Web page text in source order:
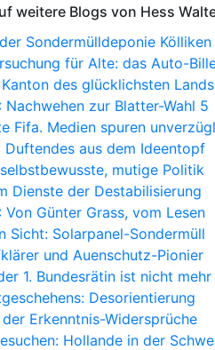
weitere Blogs von Hess
Sondermülldeponie Kölliken
für Alte: das Auto-
des glücklichsten Lands
zur Blatter-Wahl 5
Fifa. Medien spuren
Duftendes aus dem Ideentopf
mutige Politik
Dienste der Destabilisierung
Günter Grass, vom Lesen
Sicht: Solarpanel-Sondermüll
und Auenschutz-Pionier
1. Bundesrätin ist nicht mehr
Desorientierung
Erkenntnis-Widersprüche
Hollande in der